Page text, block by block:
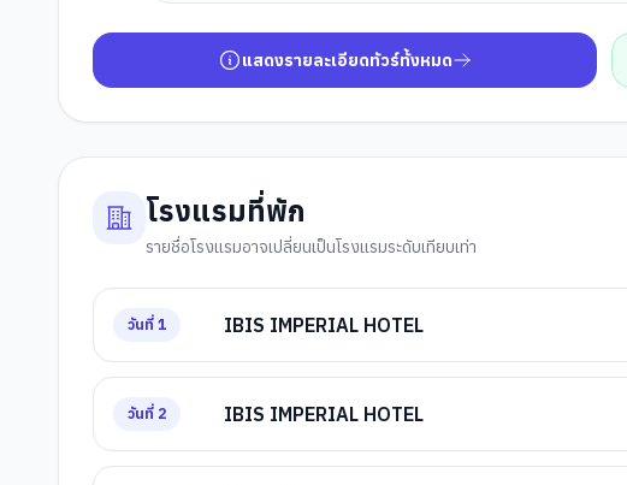
แสดงรายละเอียดทัวร์ทั้งหมด
โรงแรมที่พัก
รายชื่อโรงแรมอาจเปลี่ยนเป็นโรงแรมระดับเทียบเท่า
วันที่ 1 IBIS IMPERIAL HOTEL
วันที่ 2 IBIS IMPERIAL HOTEL